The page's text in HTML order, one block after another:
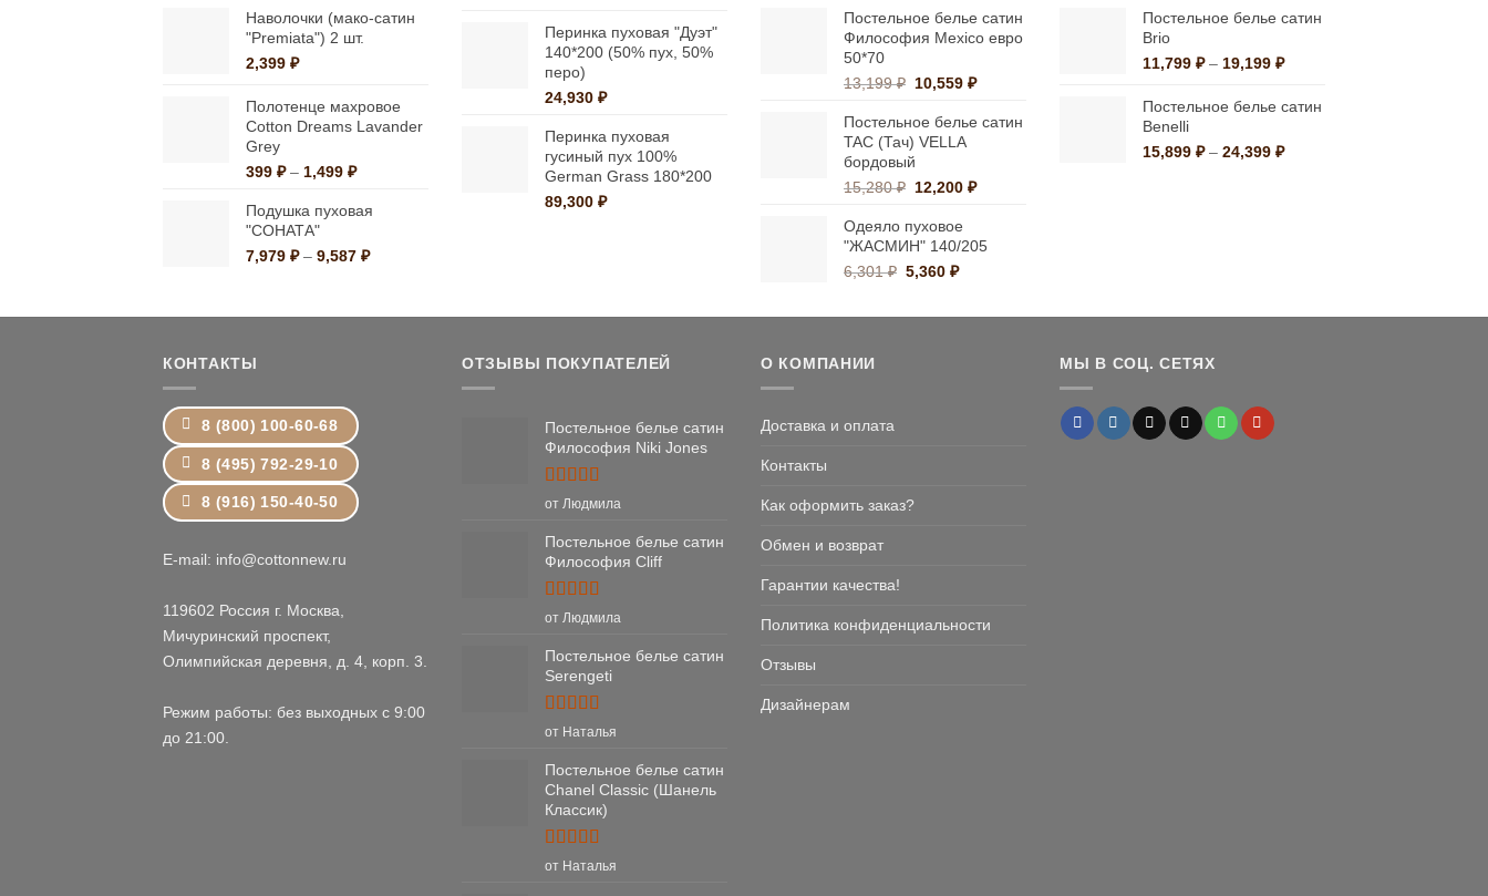
Наволочки (мако-сатин
"Premiata") 2 шт.
2,399 ₽
Полотенце махровое
Cotton Dreams Lavander
Grey
399 ₽ – 1,499 ₽Диапазон
399 ₽
1,499 ₽
Подушка пуховая
"СОНАТА"
7,979 ₽ – 9,587 ₽Диапазон
–
35,300 ₽
–
Перинка пуховая "Дуэт"
140*200 (50% пух, 50%
перо)
24,930 ₽
Перинка пуховая
гусиный пух 100%
German Grass 180*200
89,300 ₽
8,010 ₽
–
Постельное белье сатин
Философия Mexico евро
50*70
13,199₽ Первоначальная
составляла
13,199 ₽.
10,559₽Текущая
10,559 ₽.
Постельное белье сатин
TAC (Тач) VELLA
бордовый
15,280₽ Первоначальная
составляла
15,280 ₽.
12,200₽Текущая
Одеяло пуховое
"ЖАСМИН" 140/205
6,301₽ Первоначальная
5,360₽Текущая
11,799 ₽
19,199 ₽
Постельное белье сатин
Brio
11,799 ₽ – 19,199 ₽Диапазон
11,799 ₽
19,199 ₽
Постельное белье сатин
Benelli
15,899 ₽ – 24,399 ₽Диапазон
КОНТАКТЫ
8 (800) 100-60-68
8 (495) 792-29-10
8 (916) 150-40-50
E-mail: info@cottonnew.ru
119602 Россия г. Москва,
Мичуринский проспект,
Олимпийская деревня, д. 4, корп. 3.
Режим работы: без выходных с 9:00
до 21:00.
ОТЗЫВЫ ПОКУПАТЕЛЕЙ
Постельное белье сатин
Философия Niki Jones
Оценка5
от Людмила
Постельное белье сатин
Философия Cliff
Оценка5
от Людмила
Постельное белье сатин
Serengeti
Оценка5
от Наталья
Постельное белье сатин
Chanel Classic (Шанель
Классик)
Оценка5
от Наталья
О КОМПАНИИ
Доставка и оплата
Контакты
Как оформить заказ?
Обмен и возврат
Гарантии качества!
Политика конфиденциальности
Отзывы
Дизайнерам
МЫ В СОЦ. СЕТЯХ